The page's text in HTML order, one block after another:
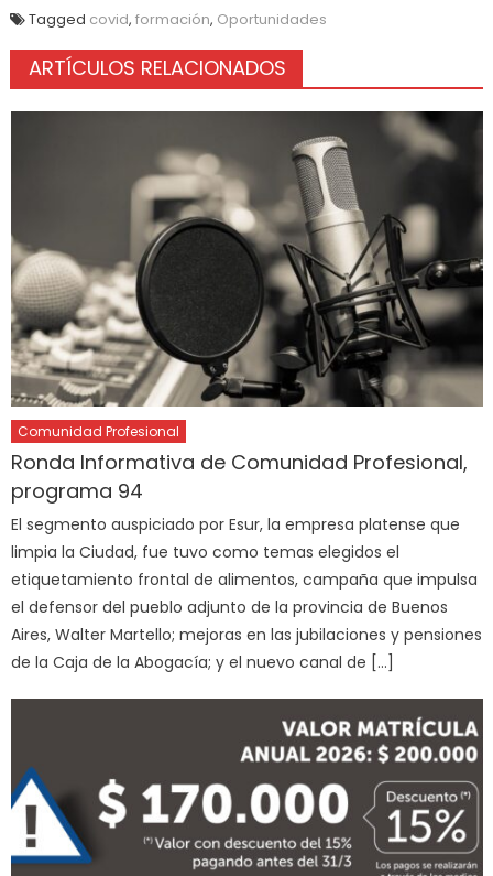
Tagged covid, formación, Oportunidades
ARTÍCULOS RELACIONADOS
Comunidad Profesional
Ronda Informativa de Comunidad Profesional,
programa 94
El segmento auspiciado por Esur, la empresa platense que
limpia la Ciudad, fue tuvo como temas elegidos el
etiquetamiento frontal de alimentos, campaña que impulsa
el defensor del pueblo adjunto de la provincia de Buenos
Aires, Walter Martello; mejoras en las jubilaciones y pensiones
de la Caja de la Abogacía; y el nuevo canal de […]